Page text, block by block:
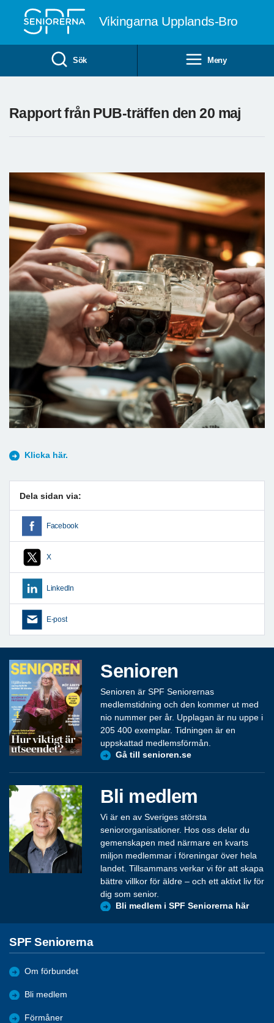
Vikingarna Upplands-Bro
Sök Meny
Rapport från PUB-träffen den 20 maj
Klicka här.
Dela sidan via:
Facebook
X
LinkedIn
E-post
Senioren
Senioren är SPF Seniorernas
medlemstidning och den kommer ut med
nio nummer per år. Upplagan är nu uppe i
205 400 exemplar. Tidningen är en
uppskattad medlemsförmån.
Gå till senioren.se
Bli medlem
Vi är en av Sveriges största
seniororganisationer. Hos oss delar du
gemenskapen med närmare en kvarts
miljon medlemmar i föreningar över hela
landet. Tillsammans verkar vi för att skapa
bättre villkor för äldre – och ett aktivt liv för
dig som senior.
Bli medlem i SPF Seniorerna här
SPF Seniorerna
Om förbundet
Bli medlem
Förmåner